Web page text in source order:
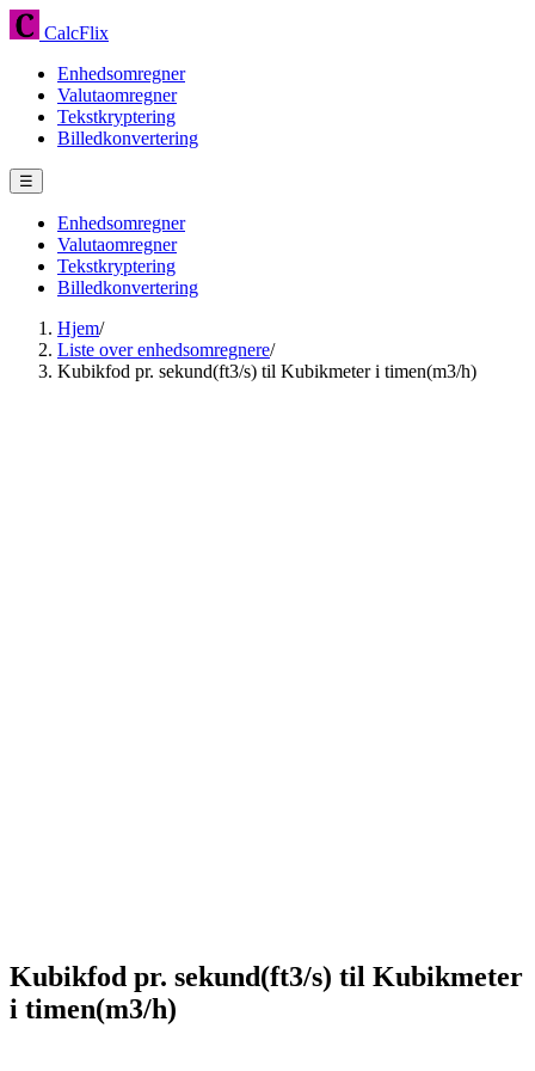
CalcFlix
Enhedsomregner
Valutaomregner
Tekstkryptering
Billedkonvertering
☰
Enhedsomregner
Valutaomregner
Tekstkryptering
Billedkonvertering
Hjem/
Liste over enhedsomregnere/
Kubikfod pr. sekund(ft3/s) til Kubikmeter i timen(m3/h)
Kubikfod pr. sekund(ft3/s) til Kubikmeter
i timen(m3/h)